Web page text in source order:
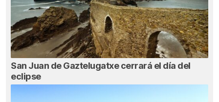
San Juan de Gaztelugatxe cerrará el día del
eclipse